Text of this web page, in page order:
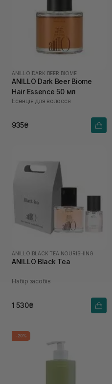
ANILLO DARK BEER BIOME
ANILLO Dark Beer Biome
Hair Essence 50 мл
Есенція для волосся
935₴
ANILLO BLACK TEA NOURISHING
ANILLO Black Tea
Набір засобів
1 530₴
-20%